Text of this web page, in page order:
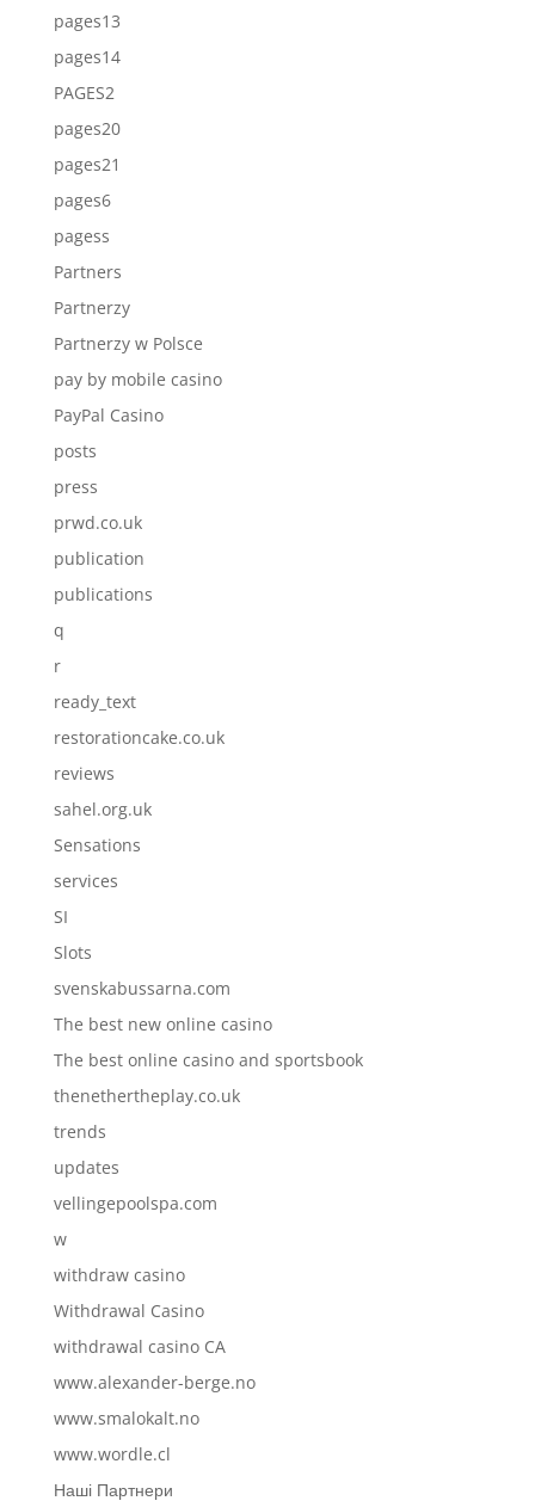
pages13
pages14
PAGES2
pages20
pages21
pages6
pagess
Partners
Partnerzy
Partnerzy w Polsce
pay by mobile casino
PayPal Casino
posts
press
prwd.co.uk
publication
publications
q
r
ready_text
restorationcake.co.uk
reviews
sahel.org.uk
Sensations
services
SI
Slots
svenskabussarna.com
The best new online casino
The best online casino and sportsbook
thenethertheplay.co.uk
trends
updates
vellingepoolspa.com
w
withdraw casino
Withdrawal Casino
withdrawal casino CA
www.alexander-berge.no
www.smalokalt.no
www.wordle.cl
Наші Партнери